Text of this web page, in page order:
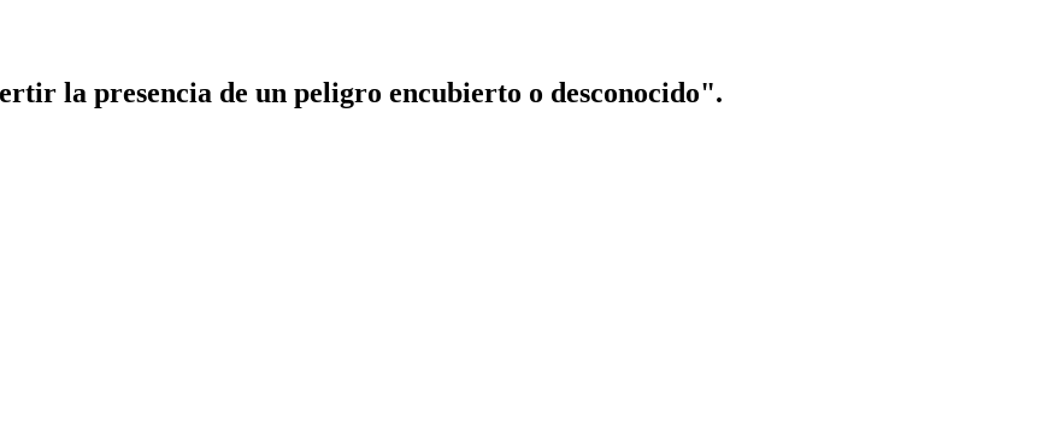
la presencia de un peligro encubierto o desconocido".